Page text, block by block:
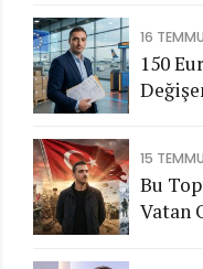
16
150
15
Bu
Vatan